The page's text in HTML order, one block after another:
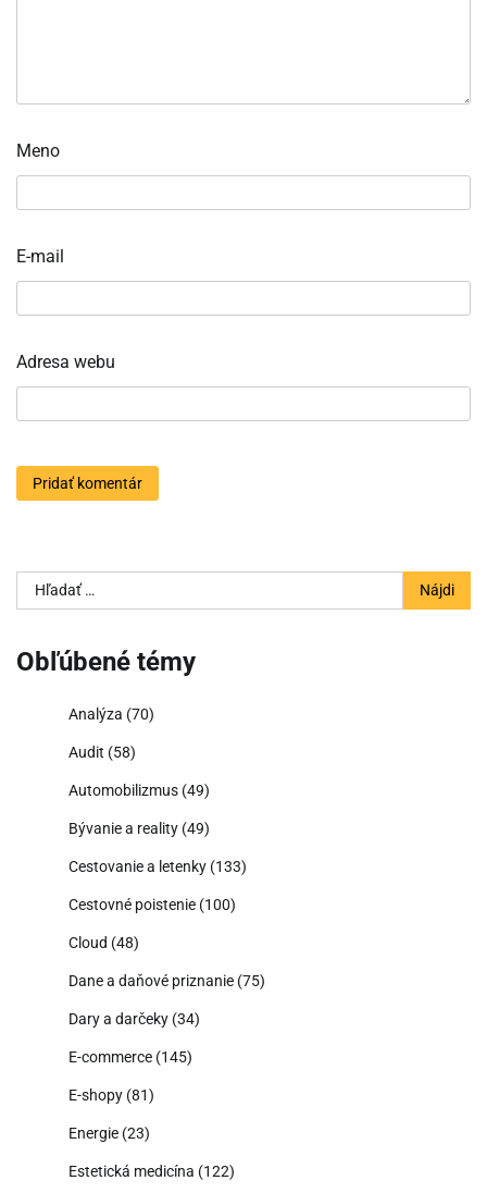
Meno
E-mail
Adresa webu
Hľadať:
Obľúbené témy
Analýza (70)
Audit (58)
Automobilizmus (49)
Bývanie a reality (49)
Cestovanie a letenky (133)
Cestovné poistenie (100)
Cloud (48)
Dane a daňové priznanie (75)
Dary a darčeky (34)
E-commerce (145)
E-shopy (81)
Energie (23)
Estetická medicína (122)